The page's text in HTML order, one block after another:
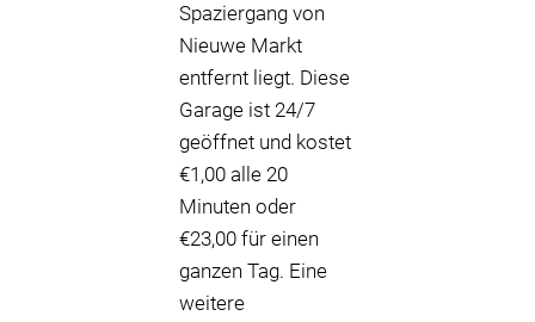
Spaziergang von
Nieuwe Markt
entfernt liegt. Diese
Garage ist 24/7
geöffnet und kostet
€1,00 alle 20
Minuten oder
€23,00 für einen
ganzen Tag. Eine
weitere